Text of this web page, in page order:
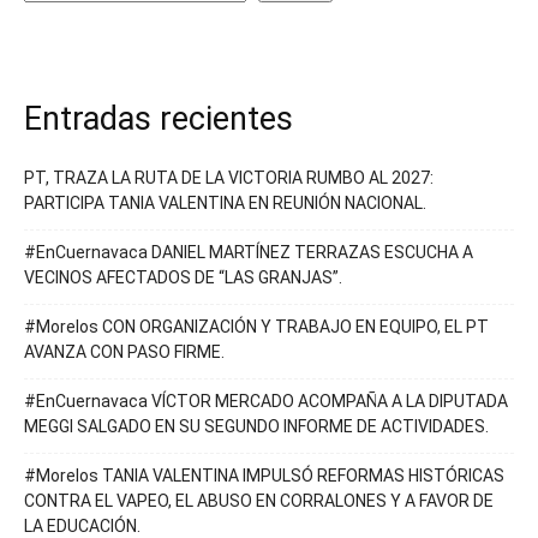
Entradas recientes
PT, TRAZA LA RUTA DE LA VICTORIA RUMBO AL 2027:
PARTICIPA TANIA VALENTINA EN REUNIÓN NACIONAL.
#EnCuernavaca DANIEL MARTÍNEZ TERRAZAS ESCUCHA A
VECINOS AFECTADOS DE “LAS GRANJAS”.
#Morelos CON ORGANIZACIÓN Y TRABAJO EN EQUIPO, EL PT
AVANZA CON PASO FIRME.
#EnCuernavaca VÍCTOR MERCADO ACOMPAÑA A LA DIPUTADA
MEGGI SALGADO EN SU SEGUNDO INFORME DE ACTIVIDADES.
#Morelos TANIA VALENTINA IMPULSÓ REFORMAS HISTÓRICAS
CONTRA EL VAPEO, EL ABUSO EN CORRALONES Y A FAVOR DE
LA EDUCACIÓN.